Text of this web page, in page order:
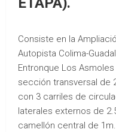
Consiste en la
Autopista Colima-
Entronque Los
sección transversal de
con 3 carriles de
laterales externos de
camellón central de 1m.